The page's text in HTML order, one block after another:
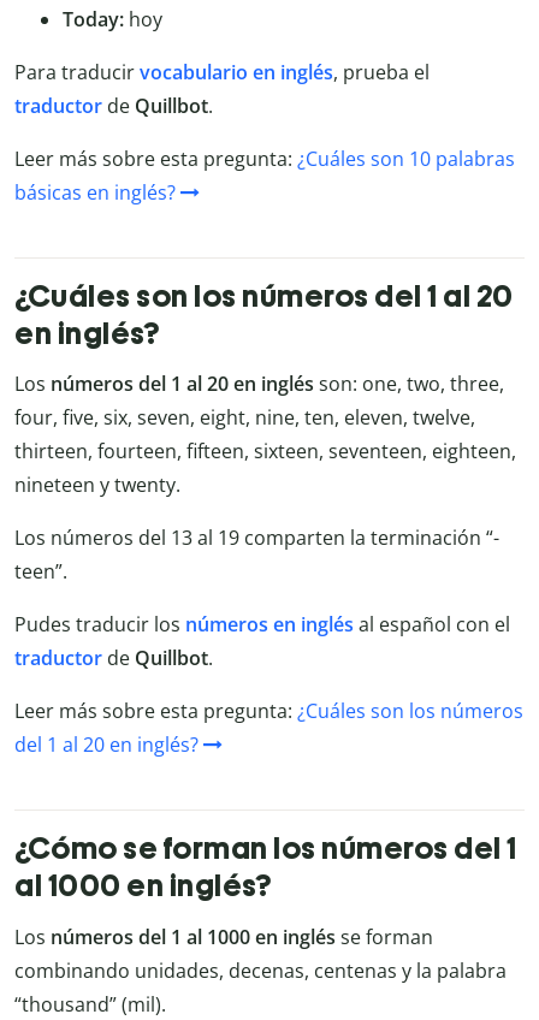
Today: hoy
Para traducirvocabulario en inglés, prueba el
traductor de Quillbot.
Leer más sobre esta pregunta: ¿Cuáles son 10 palabras
básicas en inglés?
¿Cuáles son los números del 1 al 20
en inglés?
Los números del 1 al 20 en inglés son: one, two, three,
four, five, six, seven, eight, nine, ten, eleven, twelve,
thirteen, fourteen, fifteen, sixteen, seventeen, eighteen,
nineteen y twenty.
Los números del 13 al 19 comparten la terminación “-
teen”.
Pudes traducir los números en inglés al español con el
traductor de Quillbot.
Leer más sobre esta pregunta: ¿Cuáles son los números
del 1 al 20 en inglés?
¿Cómo se forman los números del 1
al 1000 en inglés?
Los números del 1 al 1000 en inglés se forman
combinando unidades, decenas, centenas y la palabra
“thousand” (mil).